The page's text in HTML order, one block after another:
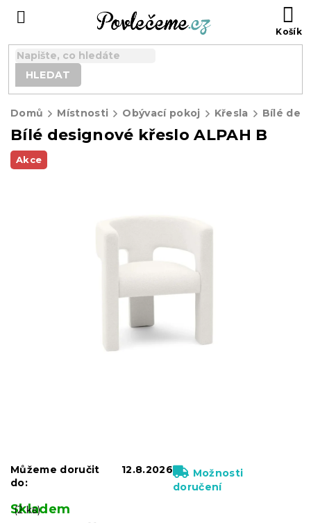
HLEDAT
Domů Místnosti Obývací pokoj Křesla Bílé
Bílé designové křeslo ALPAH B
Akce
Skladem
(2 ks)
Můžeme doručit
do:
12.8.2026
Možnosti
doručení